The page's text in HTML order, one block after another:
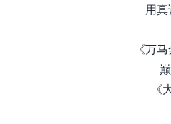
用
《万